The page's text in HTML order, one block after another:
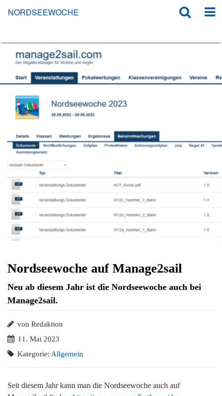
NORDSEEWOCHE
Nordseewoche auf Manage2sail
Neu ab diesem Jahr ist die Nordseewoche auch bei
Manage2sail.
von Redaktion
11. Mai 2023
Kategorie: Allgemein
Seit diesem Jahr kann man die Nordseewoche auch auf